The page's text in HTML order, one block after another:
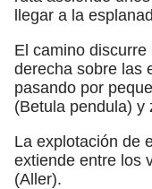
llegar a la
El camino
derecha sobre las
pasando por
(Betula pendula) y
La explotación de
extiende entre los
(Aller).